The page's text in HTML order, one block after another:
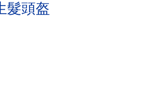
髮頭盔